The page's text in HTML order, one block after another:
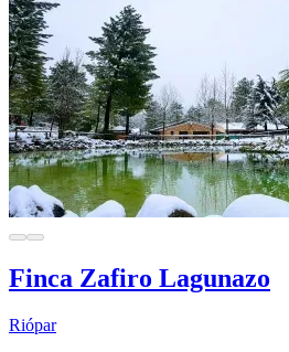
Finca Zafiro Lagunazo
Riópar